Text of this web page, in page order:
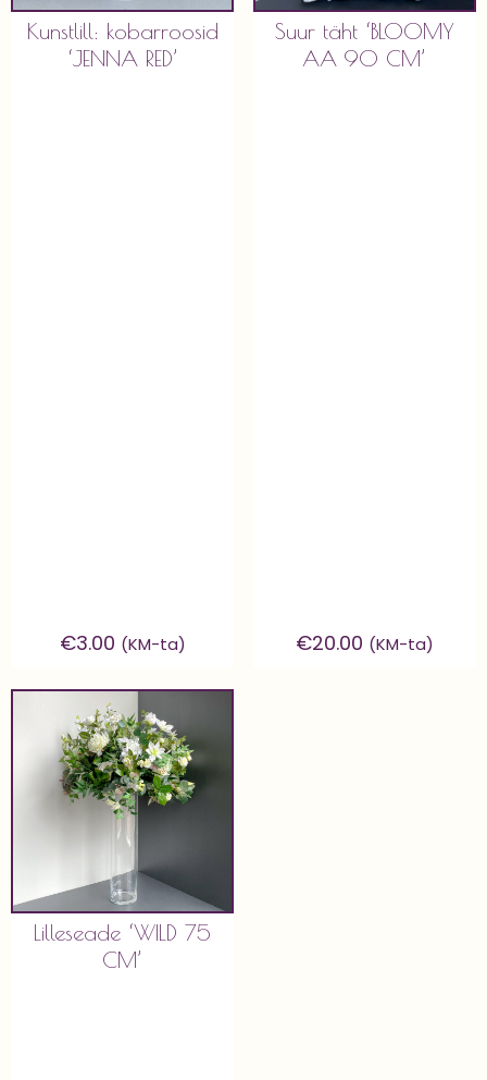
Kunstlill: kobarroosid
‘JENNA RED’
€3.00 (KM-ta)
Suur täht ‘BLOOMY
AA 90 CM’
€20.00 (KM-ta)
Lilleseade ‘WILD 75
CM’